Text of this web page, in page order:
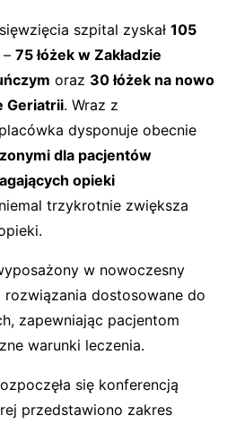
szpital zyskał 105
– 75 łóżek w Zakładzie
oraz 30 łóżek na nowo
Geriatrii. Wraz z
dysponuje obecnie
dla pacjentów
opieki
trzykrotnie zwiększa
w nowoczesny
dostosowane do
zapewniając pacjentom
warunki leczenia.
się konferencją
przedstawiono zakres